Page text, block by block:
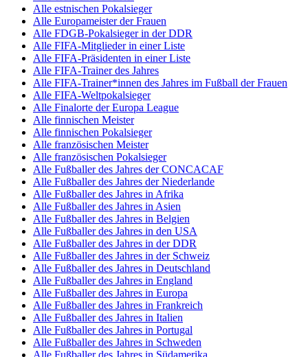
Alle estnischen Pokalsieger
Alle Europameister der Frauen
Alle FDGB-Pokalsieger in der DDR
Alle FIFA-Mitglieder in einer Liste
Alle FIFA-Präsidenten in einer Liste
Alle FIFA-Trainer des Jahres
Alle FIFA-Trainer*innen des Jahres im Fußball der Frauen
Alle FIFA-Weltpokalsieger
Alle Finalorte der Europa League
Alle finnischen Meister
Alle finnischen Pokalsieger
Alle französischen Meister
Alle französischen Pokalsieger
Alle Fußballer des Jahres der CONCACAF
Alle Fußballer des Jahres der Niederlande
Alle Fußballer des Jahres in Afrika
Alle Fußballer des Jahres in Asien
Alle Fußballer des Jahres in Belgien
Alle Fußballer des Jahres in den USA
Alle Fußballer des Jahres in der DDR
Alle Fußballer des Jahres in der Schweiz
Alle Fußballer des Jahres in Deutschland
Alle Fußballer des Jahres in England
Alle Fußballer des Jahres in Europa
Alle Fußballer des Jahres in Frankreich
Alle Fußballer des Jahres in Italien
Alle Fußballer des Jahres in Portugal
Alle Fußballer des Jahres in Schweden
Alle Fußballer des Jahres in Südamerika